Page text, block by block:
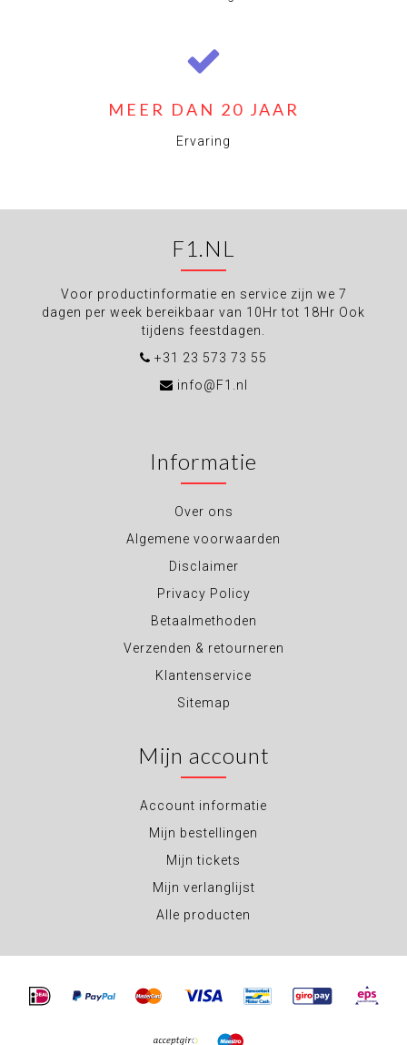
MEER DAN 20 JAAR
Ervaring
F1.NL
Voor productinformatie en service zijn we 7
dagen per week bereikbaar van 10Hr tot 18Hr Ook
tijdens feestdagen.
+31 23 573 73 55
info@F1.nl
Informatie
Over ons
Algemene voorwaarden
Disclaimer
Privacy Policy
Betaalmethoden
Verzenden & retourneren
Klantenservice
Sitemap
Mijn account
Account informatie
Mijn bestellingen
Mijn tickets
Mijn verlanglijst
Alle producten